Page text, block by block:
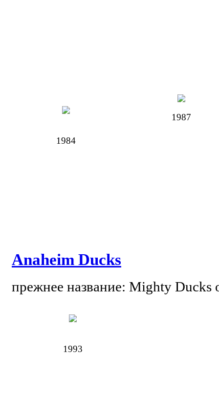
1984
1987
Anaheim Ducks
прежнее название: Mighty Ducks
1993